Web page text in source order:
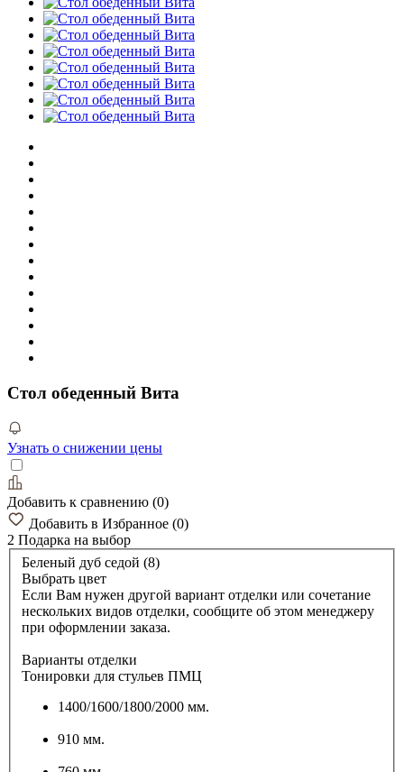
Стол обеденный Вита
Узнать о снижении цены
Добавить к сравнению (0)
Добавить в Избранное (0)
2 Подарка на выбор
Беленый дуб седой (8)
Выбрать цвет
Если Вам нужен другой вариант отделки или сочетание
нескольких видов отделки, сообщите об этом менеджеру
при оформлении заказа.
Варианты отделки
Тонировки для стульев ПМЦ
1400/1600/1800/2000 мм.
910 мм.